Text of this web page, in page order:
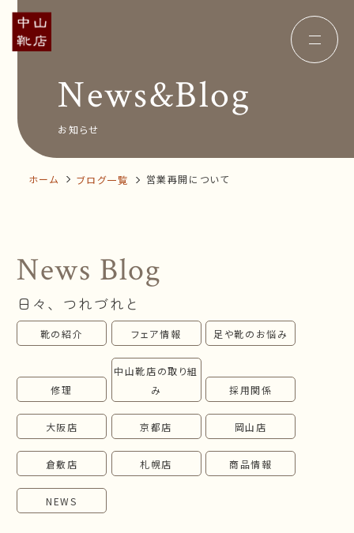
Concept コンセプト
Insole オーダー中敷き
News&Blog
Company 会社概要
オンラインショップ
お問い合わせ
News&Blog
お知らせ
ホーム ブログ一覧 営業再開について
News Blog
日々、つれづれと
靴の紹介 フェア情報 足や靴のお悩み
修理
中山靴店の取り組
み
採用関係
大阪店 京都店 岡山店
倉敷店 札幌店 商品情報
NEWS